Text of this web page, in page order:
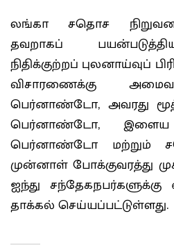
லங்கா சதொச
தவறாகப்
நிதிக்குற்றப் புலனாய்வுப்
விசாரணைக்கு
பெர்னாண்டோ, அவரது
பெர்னாண்டோ,
பெர்னாண்டோ மற்றும்
முன்னாள் போக்குவரத்து
ஐந்து
தாக்கல் செய்யப்பட்டுள்ளது.